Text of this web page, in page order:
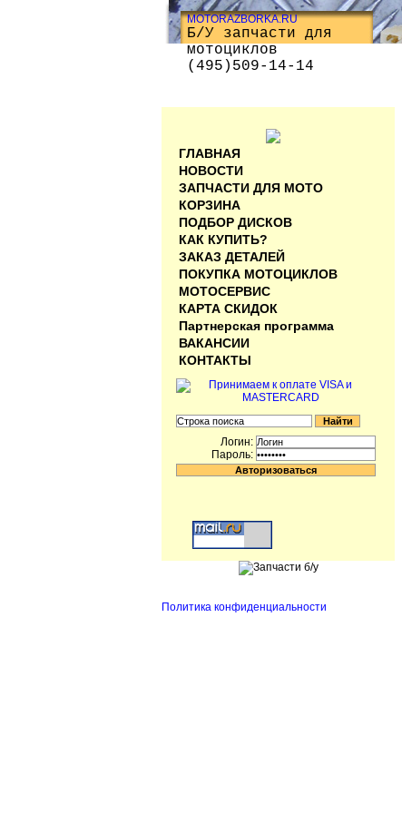
MOTORAZBORKA.RU
Б/У запчасти для
мотоциклов
(495)509-14-14
ГЛАВНАЯ
НОВОСТИ
ЗАПЧАСТИ ДЛЯ МОТО
КОРЗИНА
ПОДБОР ДИСКОВ
КАК КУПИТЬ?
ЗАКАЗ ДЕТАЛЕЙ
ПОКУПКА МОТОЦИКЛОВ
МОТОСЕРВИС
КАРТА СКИДОК
Партнерская программа
ВАКАНСИИ
КОНТАКТЫ
Логин:
Пароль:
Политика конфиденциальности